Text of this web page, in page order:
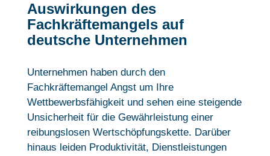
Auswirkungen des
Fachkräftemangels auf
deutsche Unternehmen
Unternehmen haben durch den
Fachkräftemangel Angst um Ihre
Wettbewerbsfähigkeit und sehen eine steigende
Unsicherheit für die Gewährleistung einer
reibungslosen Wertschöpfungskette. Darüber
hinaus leiden Produktivität, Dienstleistungen